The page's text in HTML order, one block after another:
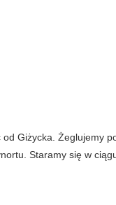
od Giżycka. Żeglujemy
Staramy się w